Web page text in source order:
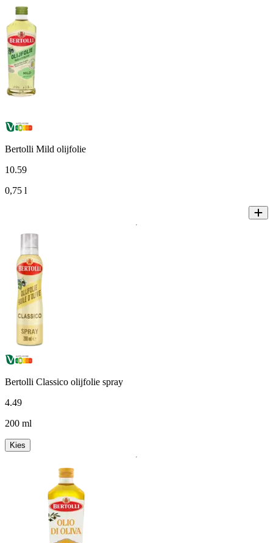
Bertolli Mild olijfolie
10.59
0,75 l
Bertolli Classico olijfolie spray
4.49
200 ml
Kies